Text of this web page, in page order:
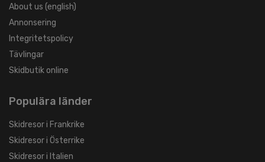
About us (english)
Annonsering
Integritetspolicy
Tävlingar
Skidbutik online
Populära länder
Skidresor i Frankrike
Skidresor i Österrike
Skidresor i Italien